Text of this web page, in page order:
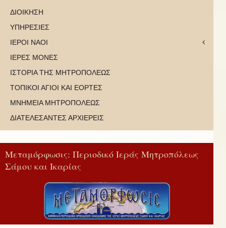
ΔΙΟΙΚΗΣΗ
ΥΠΗΡΕΣΙΕΣ
ΙΕΡΟΙ ΝΑΟΙ
ΙΕΡΕΣ ΜΟΝΕΣ
ΙΣΤΟΡΙΑ ΤΗΣ ΜΗΤΡΟΠΟΛΕΩΣ
ΤΟΠΙΚΟΙ ΑΓΙΟΙ ΚΑΙ ΕΟΡΤΕΣ
ΜΝΗΜΕΙΑ ΜΗΤΡΟΠΟΛΕΩΣ
ΔΙΑΤΕΛΕΣΑΝΤΕΣ ΑΡΧΙΕΡΕΙΣ
Μεταμόρφωσις: Περιοδικό Ιεράς Μητροπόλεως
Σάμου και Ικαρίας